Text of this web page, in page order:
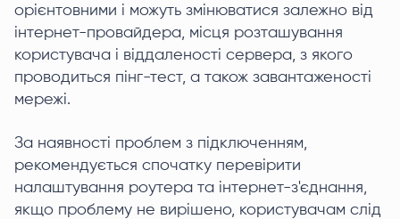
орієнтовними і можуть змінюватися залежно від
інтернет-провайдера, місця розташування
користувача і віддаленості сервера, з якого
проводиться пінг-тест, а також завантаженості
мережі.
За наявності проблем з підключенням,
рекомендується спочатку перевірити
налаштування роутера та інтернет-з'єднання,
якщо проблему не вирішено, користувачам слід